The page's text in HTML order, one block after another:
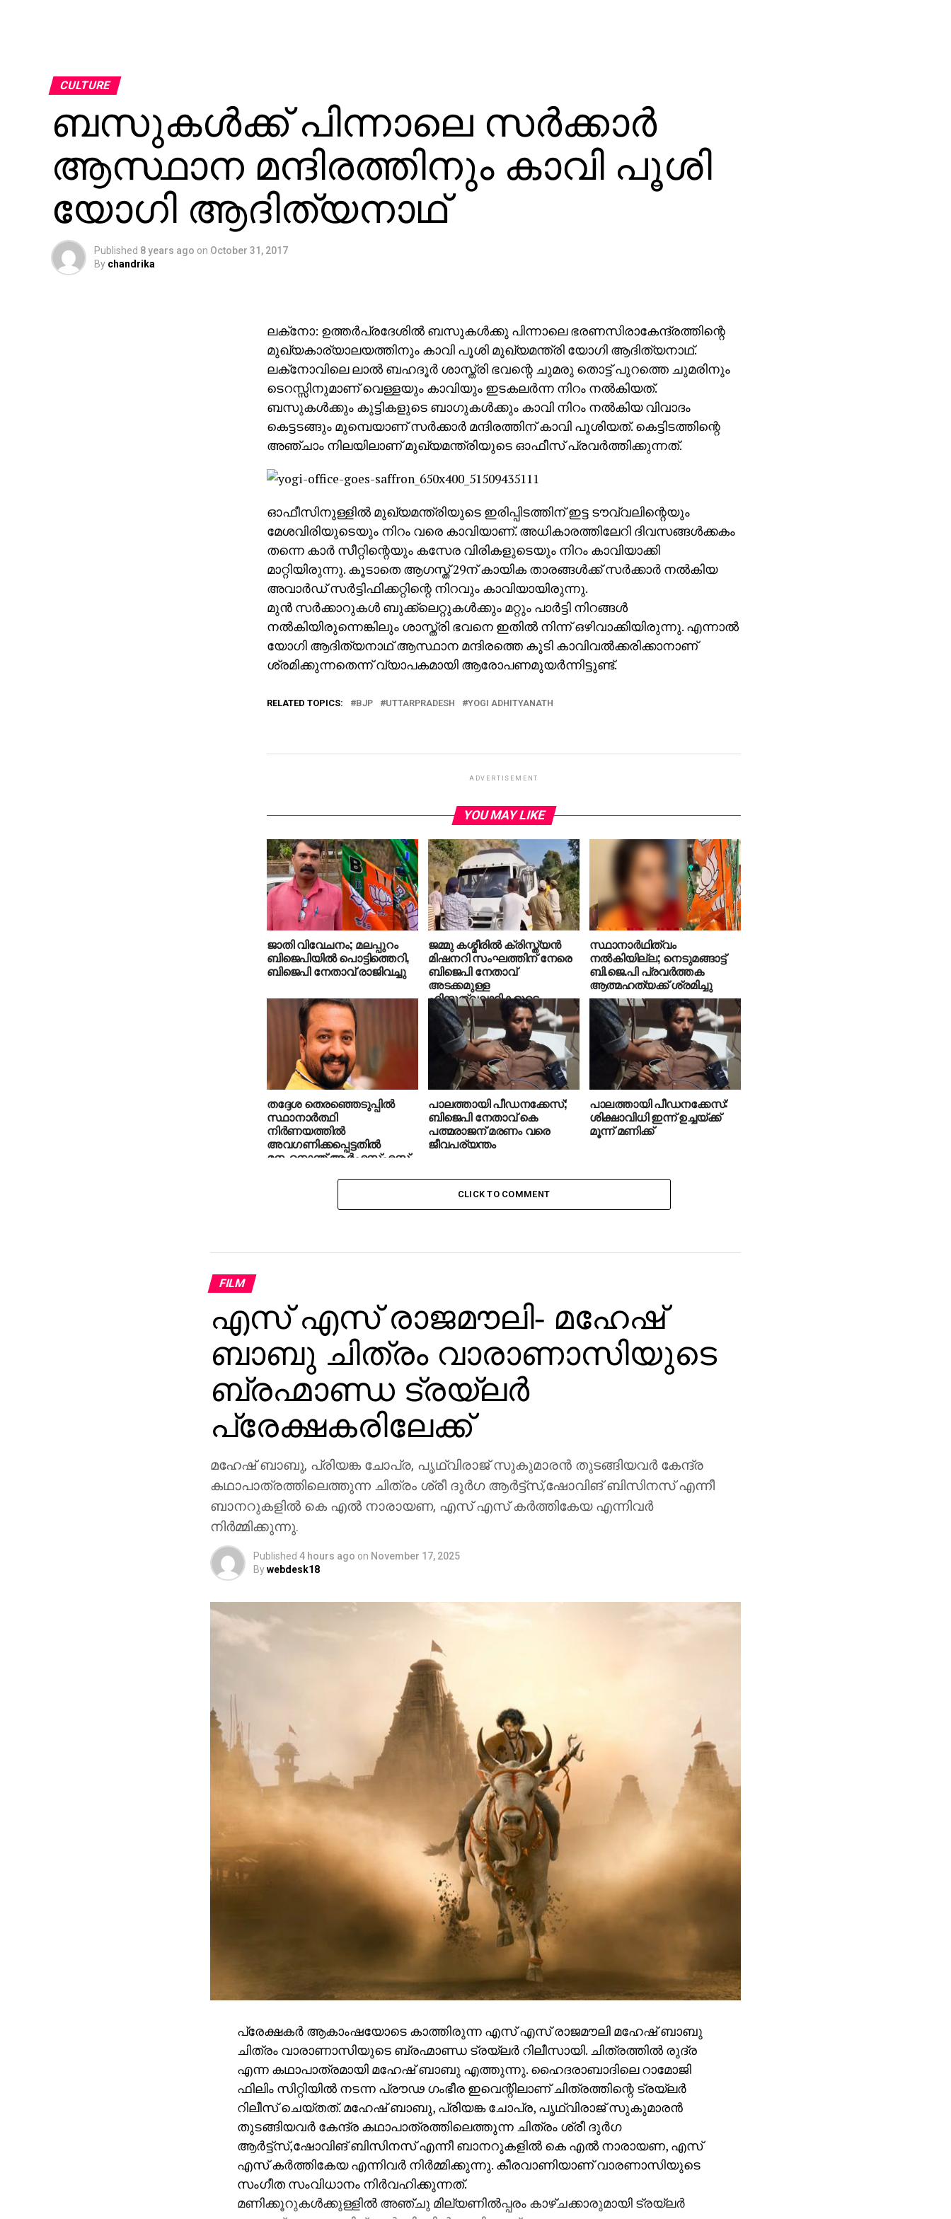
CULTURE
ബസുകള്‍ക്ക് പിന്നാലെ സര്‍ക്കാര്‍
ആസ്ഥാന മന്ദിരത്തിനും കാവി പൂശി
യോഗി ആദിത്യനാഥ്
Published 8 years ago on October 31, 2017
By chandrika
ലക്‌നോ: ഉത്തര്‍പ്രദേശില്‍ ബസുകള്‍ക്കു പിന്നാലെ ഭരണസിരാകേന്ദ്രത്തിന്റെ
മുഖ്യകാര്യാലയത്തിനും കാവി പൂശി മുഖ്യമന്ത്രി യോഗി ആദിത്യനാഥ്.
ലക്‌നോവിലെ ലാല്‍ ബഹദൂര്‍ ശാസ്ത്രി ഭവന്റെ ചുമരു തൊട്ട് പുറത്തെ ചുമരിനും
ടെറസ്സിനുമാണ് വെള്ളയും കാവിയും ഇടകലര്‍ന്ന നിറം നല്‍കിയത്.
ബസുകള്‍ക്കും കുട്ടികളുടെ ബാഗുകള്‍ക്കും കാവി നിറം നല്‍കിയ വിവാദം
കെട്ടടങ്ങും മുമ്പെയാണ് സര്‍ക്കാര്‍ മന്ദിരത്തിന് കാവി പൂശിയത്. കെട്ടിടത്തിന്റെ
അഞ്ചാം നിലയിലാണ് മുഖ്യമന്ത്രിയുടെ ഓഫീസ് പ്രവര്‍ത്തിക്കുന്നത്.
ഓഫീസിനുള്ളില്‍ മുഖ്യമന്ത്രിയുടെ ഇരിപ്പിടത്തിന് ഇട്ട ടൗവ്വലിന്റെയും
മേശവിരിയുടെയും നിറം വരെ കാവിയാണ്. അധികാരത്തിലേറി ദിവസങ്ങള്‍ക്കകം
തന്നെ കാര്‍ സീറ്റിന്റെയും കസേര വിരികളുടെയും നിറം കാവിയാക്കി
മാറ്റിയിരുന്നു. കൂടാതെ ആഗസ്ത് 29ന് കായിക താരങ്ങള്‍ക്ക് സര്‍ക്കാര്‍ നല്‍കിയ
അവാര്‍ഡ് സര്‍ട്ടിഫിക്കറ്റിന്റെ നിറവും കാവിയായിരുന്നു.
മുന്‍ സര്‍ക്കാറുകള്‍ ബുക്ക്‌ലെറ്റുകള്‍ക്കും മറ്റും പാര്‍ട്ടി നിറങ്ങള്‍
നല്‍കിയിരുന്നെങ്കിലും ശാസ്ത്രി ഭവനെ ഇതില്‍ നിന്ന് ഒഴിവാക്കിയിരുന്നു. എന്നാല്‍
യോഗി ആദിത്യനാഥ് ആസ്ഥാന മന്ദിരത്തെ കൂടി കാവിവല്‍ക്കരിക്കാനാണ്
ശ്രമിക്കുന്നതെന്ന് വ്യാപകമായി ആരോപണമുയര്‍ന്നിട്ടുണ്ട്.
RELATED TOPICS: BJP UTTARPRADESH YOGI ADHITYANATH
ADVERTISEMENT
YOU MAY LIKE
ജാതി വിവേചനം; മലപ്പുറം
ബിജെപിയില്‍ പൊട്ടിത്തെറി,
ബിജെപി നേതാവ് രാജിവച്ചു
ജമ്മു കശ്മീരില്‍ ക്രിസ്ത്യന്‍
മിഷനറി സംഘത്തിന് നേരെ
ബിജെപി നേതാവ്
അടക്കമുള്ള
ഹിന്ദുത്വവാദികളുടെ
ആക്രമണം
സ്ഥാനാര്‍ഥിത്വം
നല്‍കിയില്ല; നെടുമങ്ങാട്ട്
ബി.ജെ.പി പ്രവര്‍ത്തക
ആത്മഹത്യക്ക് ശ്രമിച്ചു
തദ്ദേശ തെരഞ്ഞെടുപ്പില്‍
സ്ഥാനാര്‍ത്ഥി
നിര്‍ണയത്തില്‍
അവഗണിക്കപ്പെട്ടതില്‍
മനംനൊന്ത് ആര്‍എസ്എസ്
പാലത്തായി പീഡനക്കേസ്;
ബിജെപി നേതാവ് കെ
പത്മരാജന് മരണം വരെ
ജീവപര്യന്തം
പാലത്തായി പീഡനക്കേസ്:
ശിക്ഷാവിധി ഇന്ന് ഉച്ചയ്ക്ക്
മൂന്ന് മണിക്ക്
CLICK TO COMMENT
FILM
എസ് എസ് രാജമൗലി- മഹേഷ്
ബാബു ചിത്രം വാരാണാസിയുടെ
ബ്രഹ്മാണ്ഡ ട്രയ്ലർ
പ്രേക്ഷകരിലേക്ക്
മഹേഷ് ബാബു, പ്രിയങ്ക ചോപ്ര, പൃഥ്വിരാജ് സുകുമാരൻ തുടങ്ങിയവർ കേന്ദ്ര
കഥാപാത്രത്തിലെത്തുന്ന ചിത്രം ശ്രീ ദുർഗ ആർട്ട്സ്,ഷോവിങ് ബിസിനസ് എന്നീ
ബാനറുകളിൽ കെ എൽ നാരായണ, എസ് എസ് കർത്തികേയ എന്നിവർ
നിർമ്മിക്കുന്നു.
Published 4 hours ago on November 17, 2025
Bywebdesk18
പ്രേക്ഷകർ ആകാംഷയോടെ കാത്തിരുന്ന എസ് എസ് രാജമൗലി മഹേഷ് ബാബു
ചിത്രം വാരാണാസിയുടെ ബ്രഹ്മാണ്ഡ ട്രയ്ലർ റിലീസായി. ചിത്രത്തിൽ രുദ്ര
എന്ന കഥാപാത്രമായി മഹേഷ് ബാബു എത്തുന്നു. ഹൈദരാബാദിലെ റാമോജി
ഫിലിം സിറ്റിയിൽ നടന്ന പ്രൗഢ ഗംഭീര ഇവെന്റിലാണ് ചിത്രത്തിന്റെ ട്രയ്ലർ
റിലീസ് ചെയ്തത്. മഹേഷ് ബാബു, പ്രിയങ്ക ചോപ്ര, പൃഥ്വിരാജ് സുകുമാരൻ
തുടങ്ങിയവർ കേന്ദ്ര കഥാപാത്രത്തിലെത്തുന്ന ചിത്രം ശ്രീ ദുർഗ
ആർട്ട്സ്,ഷോവിങ് ബിസിനസ് എന്നീ ബാനറുകളിൽ കെ എൽ നാരായണ, എസ്
എസ് കർത്തികേയ എന്നിവർ നിർമ്മിക്കുന്നു. കീരവാണിയാണ് വാരണാസിയുടെ
സംഗീത സംവിധാനം നിർവഹിക്കുന്നത്.
മണിക്കൂറുകൾക്കുള്ളിൽ അഞ്ചു മില്യണിൽപ്പരം കാഴ്ചക്കാരുമായി ട്രയ്ലർ